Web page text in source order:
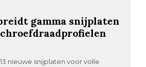
gamma snijplaten
nieuwe snijplaten voor volle